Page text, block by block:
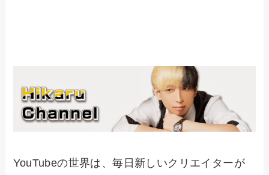
YouTubeの世界は、毎日新しいクリエイターが